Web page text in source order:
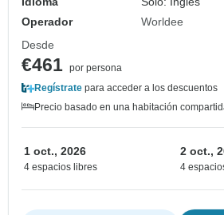
Operador
Worldee
Desde
€461 por persona
Regístrate para acceder a los descuentos
Precio basado en una habitación
1 oct., 2026
4 espacios libres
2 oct.,
4